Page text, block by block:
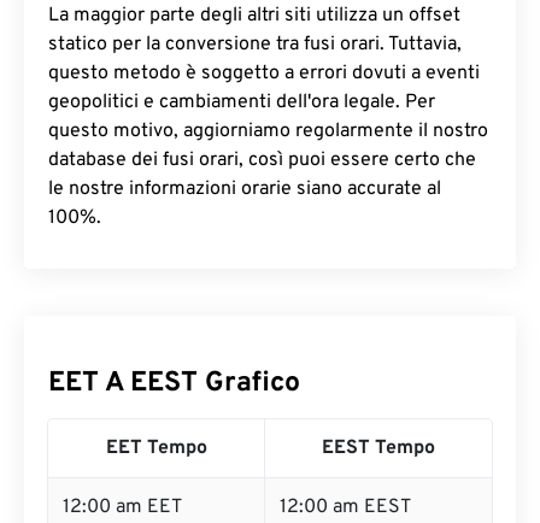
La maggior parte degli altri siti utilizza un offset
statico per la conversione tra fusi orari. Tuttavia,
questo metodo è soggetto a errori dovuti a eventi
geopolitici e cambiamenti dell'ora legale. Per
questo motivo, aggiorniamo regolarmente il nostro
database dei fusi orari, così puoi essere certo che
le nostre informazioni orarie siano accurate al
100%.
EET A EEST Grafico
EET Tempo EEST Tempo
12:00 am EET
12:00 am EEST